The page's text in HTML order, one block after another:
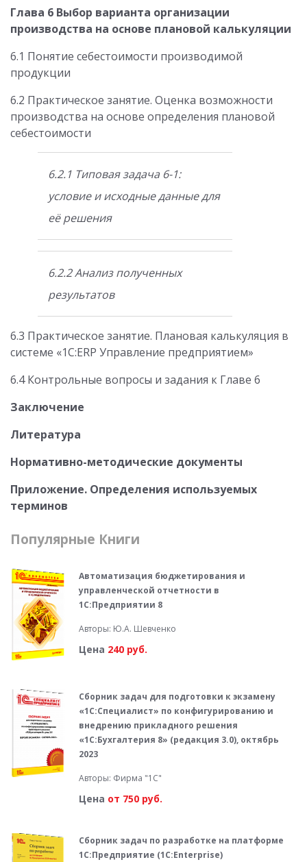
Глава 6 Выбор варианта организации
производства на основе плановой калькуляции
6.1 Понятие себестоимости производимой
продукции
6.2 Практическое занятие. Оценка возможности
производства на основе определения плановой
себестоимости
6.2.1 Типовая задача 6-1:
условие и исходные данные для
её решения
6.2.2 Анализ полученных
результатов
6.3 Практическое занятие. Плановая калькуляция в
системе «1С:ERP Управление предприятием»
6.4 Контрольные вопросы и задания к Главе 6
Заключение
Литература
Нормативно-методические документы
Приложение. Определения используемых
терминов
Популярные Книги
Автоматизация бюджетирования и
управленческой отчетности в
1С:Предприятии 8
Авторы: Ю.А. Шевченко
Цена 240 руб.
Сборник задач для подготовки к экзамену
«1С:Специалист» по конфигурированию и
внедрению прикладного решения
«1С:Бухгалтерия 8» (редакция 3.0), октябрь
2023
Авторы: Фирма "1С"
Цена от 750 руб.
Сборник задач по разработке на платформе
1С:Предприятие (1С:Enterprise)